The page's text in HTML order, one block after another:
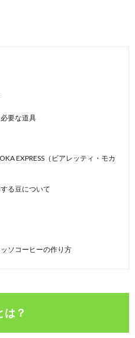
要な道具
EXPRESS（ビアレッティ・モカ
る豆について
ソコーヒーの作り方
は？